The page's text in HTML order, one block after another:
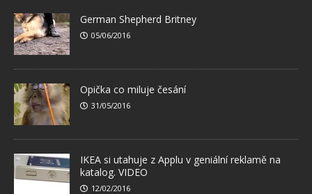
German Shepherd Britney
05/06/2016
Opička co miluje česání
31/05/2016
IKEA si utahuje z Applu v geniální reklamě na
katalog. VIDEO
12/02/2016